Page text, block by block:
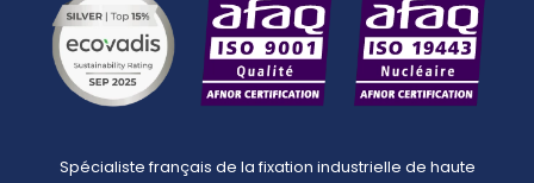
Spécialiste français de la fixation industrielle de haute